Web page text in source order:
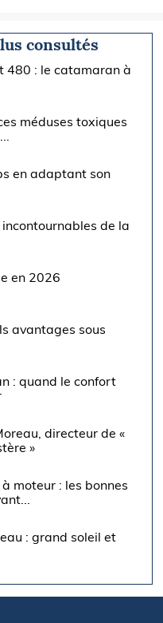
consultés
480 : le catamaran à
méduses toxiques
en adaptant son
de la
en 2026
avantages sous
: quand le confort
directeur de «
»
moteur : les bonnes
: grand soleil et